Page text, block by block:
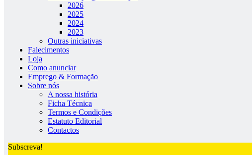
2026
2025
2024
2023
Outras iniciativas
Falecimentos
Loja
Como anunciar
Emprego & Formação
Sobre nós
A nossa história
Ficha Técnica
Termos e Condições
Estatuto Editorial
Contactos
Subscreva!